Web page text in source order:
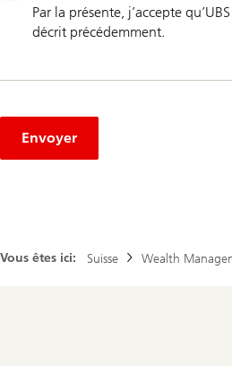
Par la présente, j’accepte
décrit précédemment.
Envoyer
Vous êtes ici: Suisse Wealth